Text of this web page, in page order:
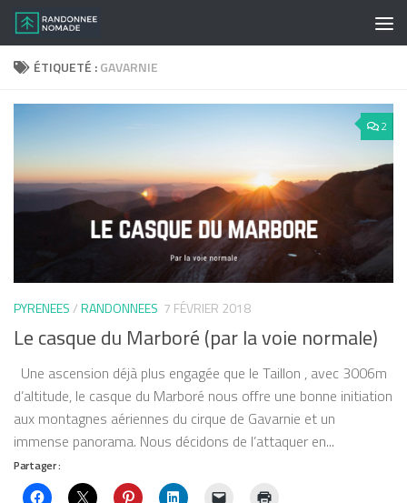
Skip to content
ÉTIQUETÉ :GAVARNIE
2
PYRENEES/RANDONNEES 7 FÉVRIER 2018
Le casque du Marboré (par la voie normale)
Une ascension déjà plus engagée que le Taillon , avec 3006m
d’altitude, le casque du Marboré nous offre une bonne initiation
aux montagnes aériennes du cirque de Gavarnie et un
immense panorama. Nous décidons de l’attaquer en...
Partager :